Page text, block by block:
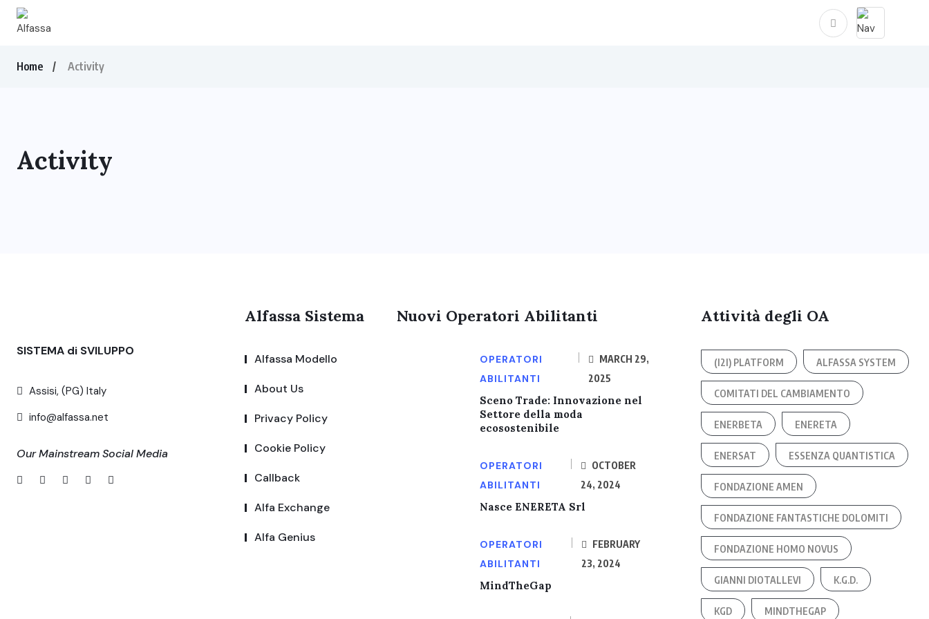
Home Activity
Activity
SISTEMA di SVILUPPO
Assisi, (PG) Italy
info@alfassa.net
Our Mainstream Social Media
Alfassa Sistema
Alfassa Modello
About Us
Privacy Policy
Cookie Policy
Callback
Alfa Exchange
Alfa Genius
Nuovi Operatori Abilitanti
OPERATORI
ABILITANTI
MARCH 29,
2025
Sceno Trade: Innovazione nel
Settore della moda
ecosostenibile
OPERATORI
ABILITANTI
OCTOBER
24, 2024
Nasce ENERETA Srl
OPERATORI
ABILITANTI
FEBRUARY
23, 2024
MindTheGap
Attività degli OA
(I2I) PLATFORM ALFASSA SYSTEM
COMITATI DEL CAMBIAMENTO
ENERBETA ENERETA
ENERSAT ESSENZA QUANTISTICA
FONDAZIONE AMEN
FONDAZIONE FANTASTICHE DOLOMITI
FONDAZIONE HOMO NOVUS
GIANNI DIOTALLEVI K.G.D.
KGD MINDTHEGAP